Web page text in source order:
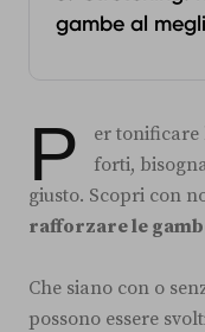
gambe al
P
er tonificare
forti,
giusto. Scopri con
rafforzare le
Che siano con o
possono essere